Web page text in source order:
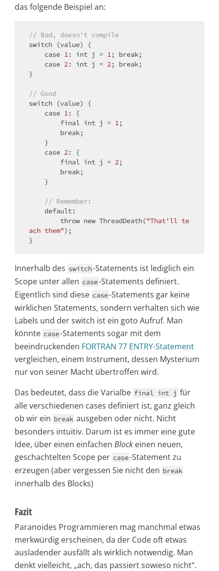
das folgende Beispiel an:
// Bad, doesn't compile
switch (value) {
case 1 : int j = 1 ; break;
case 2 : int j = 2 ; break;
}
// Good
switch (value) {
case 1 : {
final
int j = 1 ;
break;
case 2 : {
final
int j = 2 ;
break;
// Remember:
default:
throw new ThreadDeath("That'll te
ach them");
Innerhalb des switch-Statements ist lediglich ein
Scope unter allen case-Statements definiert.
Eigentlich sind diese case-Statements gar keine
wirklichen Statements, sondern verhalten sich wie
Labels und der switch ist ein goto Aufruf. Man
könnte case-Statements sogar mit dem
beeindruckenden FORTRAN 77 ENTRY-Statement
vergleichen, einem Instrument, dessen Mysterium
nur von seiner Macht übertroffen wird.
Das bedeutet, dass die Varialbe final int j für
alle verschiedenen cases definiert ist, ganz gleich
ob wir ein break ausgeben oder nicht. Nicht
besonders intuitiv. Darum ist es immer eine gute
Idee, über einen einfachen Block einen neuen,
geschachtelten Scope per case-Statement zu
erzeugen (aber vergessen Sie nicht den break
innerhalb des Blocks)
Fazit
Paranoides Programmieren mag manchmal etwas
merkwürdig erscheinen, da der Code oft etwas
ausladender ausfällt als wirklich notwendig. Man
denkt vielleicht, „ach, das passiert sowieso nicht“.